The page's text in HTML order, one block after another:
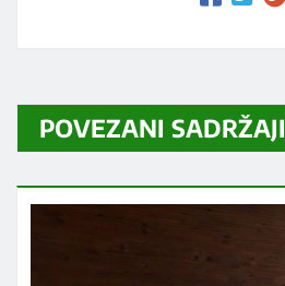
POVEZANI SADRŽAJI